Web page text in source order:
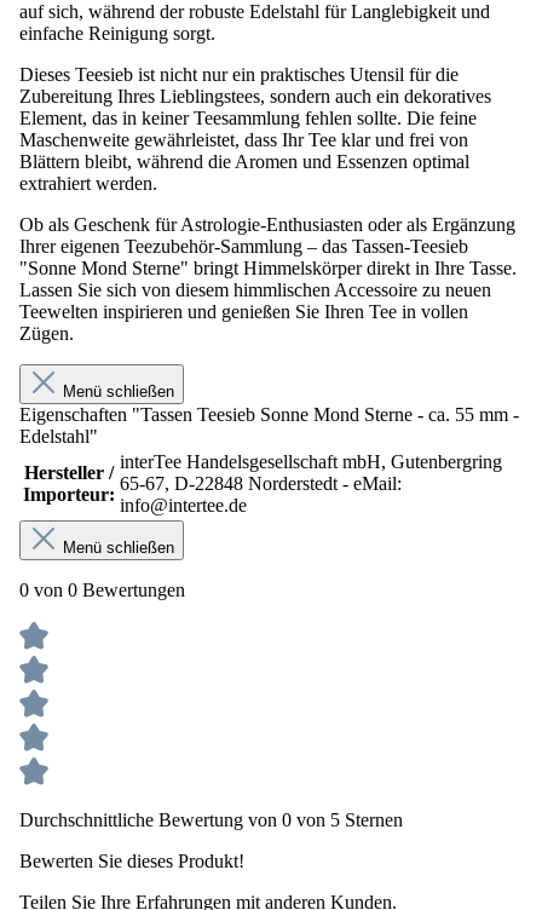
auf sich, während der robuste Edelstahl für Langlebigkeit und
einfache Reinigung sorgt.
Dieses Teesieb ist nicht nur ein praktisches Utensil für die
Zubereitung Ihres Lieblingstees, sondern auch ein dekoratives
Element, das in keiner Teesammlung fehlen sollte. Die feine
Maschenweite gewährleistet, dass Ihr Tee klar und frei von
Blättern bleibt, während die Aromen und Essenzen optimal
extrahiert werden.
Ob als Geschenk für Astrologie-Enthusiasten oder als Ergänzung
Ihrer eigenen Teezubehör-Sammlung – das Tassen-Teesieb
"Sonne Mond Sterne" bringt Himmelskörper direkt in Ihre Tasse.
Lassen Sie sich von diesem himmlischen Accessoire zu neuen
Teewelten inspirieren und genießen Sie Ihren Tee in vollen
Zügen.
Menü schließen
Eigenschaften "Tassen Teesieb Sonne Mond Sterne - ca. 55 mm -
Edelstahl"
Hersteller /
Importeur:
interTee Handelsgesellschaft mbH, Gutenbergring
65-67, D-22848 Norderstedt - eMail:
info@intertee.de
Menü schließen
0 von 0 Bewertungen
Durchschnittliche Bewertung von 0 von 5 Sternen
Bewerten Sie dieses Produkt!
Teilen Sie Ihre Erfahrungen mit anderen Kunden.